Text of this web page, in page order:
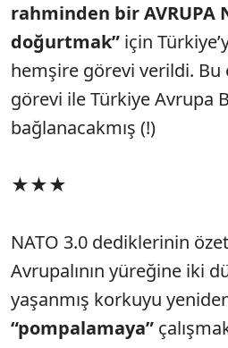
rahminden bir AVRUPA
doğurtmak” için
hemşire görevi verildi.
görevi ile Türkiye Avrupa
bağlanacakmış (!)
★★★
NATO 3.0 dediklerinin
Avrupalının yüreğine iki
yaşanmış korkuyu
“pompalamaya”